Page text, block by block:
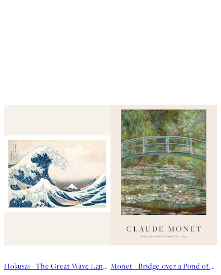
Hokusai - The Great Wave Landscape Poster Monet - Bridge over a Pond of Water Lilies Poster